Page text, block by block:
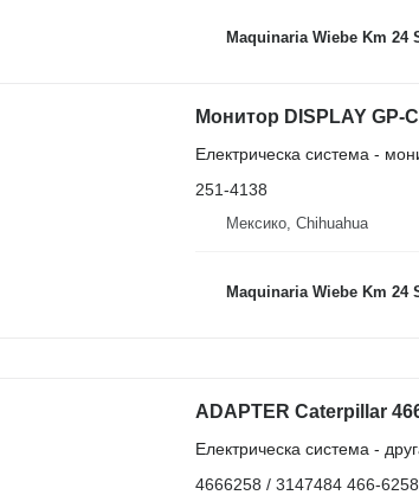
Maquinaria Wiebe Km 24
Електрическа система -
251-4138
Мексико, Chihuahua
Maquinaria Wiebe Km 24
ADAPTER Caterpillar
Електрическа система -
4666258 / 3147484 466-